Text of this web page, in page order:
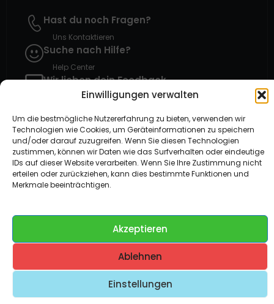
Einwilligungen verwalten
Um die bestmögliche Nutzererfahrung zu bieten, verwenden wir
Technologien wie Cookies, um Geräteinformationen zu speichern
und/oder darauf zuzugreifen. Wenn Sie diesen Technologien
zustimmen, können wir Daten wie das Surfverhalten oder eindeutige
IDs auf dieser Website verarbeiten. Wenn Sie Ihre Zustimmung nicht
erteilen oder zurückziehen, kann dies bestimmte Funktionen und
Merkmale beeinträchtigen.
Akzeptieren
Ablehnen
Einstellungen
Hast du noch Fragen?
Uns Kontaktieren
Suche nach Hilfe?
Help Center
Wir lieben dein Feedback
Solibox Kommentar Geben
Gehostet auf Dezhost
Compare(0)
Compare
Remove all products